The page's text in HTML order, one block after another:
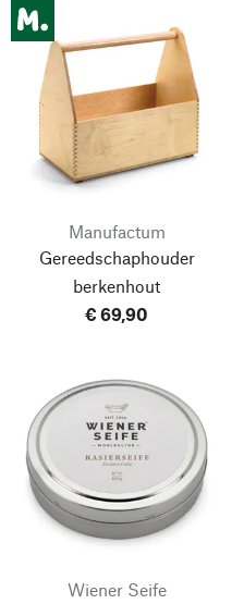
Manufactum
Gereedschaphouder
berkenhout
€ 69,90
Wiener Seife